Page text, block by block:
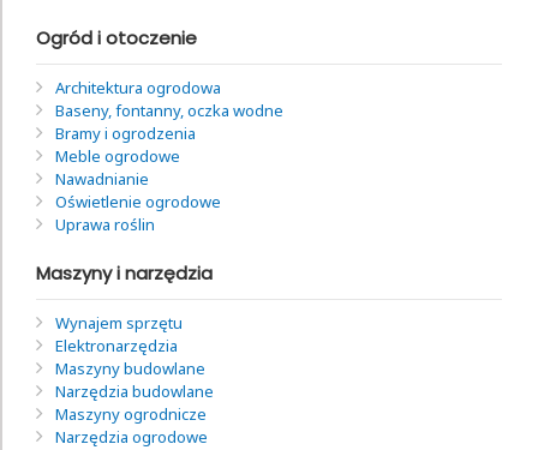
Ogród i otoczenie
Architektura ogrodowa
Baseny, fontanny, oczka wodne
Bramy i ogrodzenia
Meble ogrodowe
Nawadnianie
Oświetlenie ogrodowe
Uprawa roślin
Maszyny i narzędzia
Wynajem sprzętu
Elektronarzędzia
Maszyny budowlane
Narzędzia budowlane
Maszyny ogrodnicze
Narzędzia ogrodowe